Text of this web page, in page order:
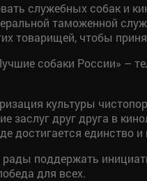
служебных собак и
таможенной
товарищей, чтобы
собаки России» –
культуры
заслуг друг друга в
достигается единство
поддержать
для всех.